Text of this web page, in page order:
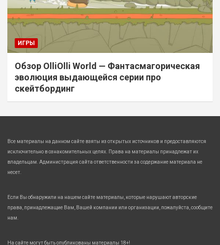
ИГРЫ
Обзор OlliOlli World — Фантасмагорическая
эволюция выдающейся серии про
скейтбординг
Все материалы на данном сайте взяты из открытых источников и предоставляются
исключительно в ознакомительных целях. Права на материалы принадлежат их
владельцам. Администрация сайта ответственности за содержание материала не
несет.
Если Вы обнаружили на нашем сайте материалы, которые нарушают авторские
права, принадлежащие Вам, Вашей компании или организации, пожалуйста, сообщите
нам.
На сайте могут быть опубликованы материалы 18+!